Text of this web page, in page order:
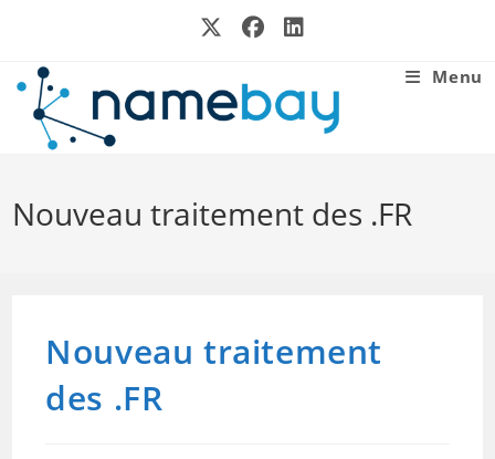
Menu
Nouveau traitement des .FR
Nouveau traitement
des .FR